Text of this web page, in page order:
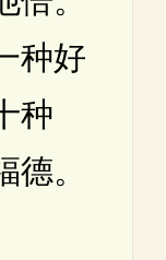
种好
种
。